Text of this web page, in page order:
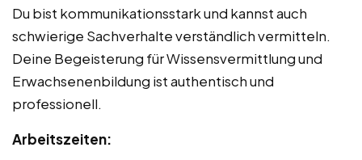
Du bist kommunikationsstark und kannst auch
schwierige Sachverhalte verständlich vermitteln.
Deine Begeisterung für Wissensvermittlung und
Erwachsenenbildung ist authentisch und
professionell.
Arbeitszeiten: